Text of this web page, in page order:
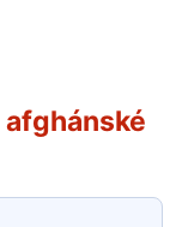
afghánské